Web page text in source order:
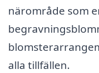
närområde som
alla tillfällen.